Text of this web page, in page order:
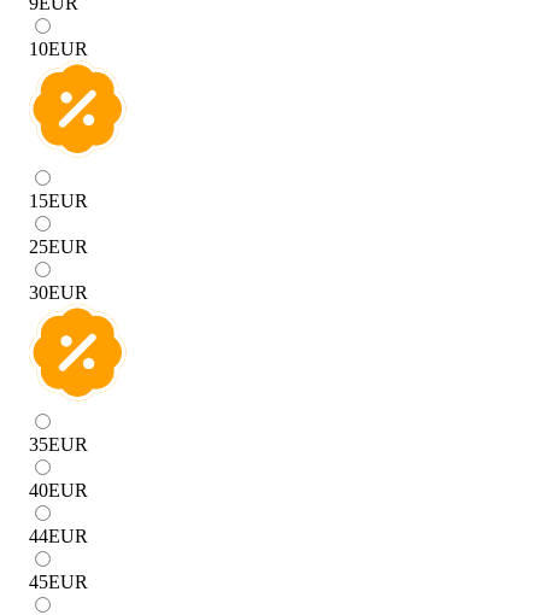
10EUR
15EUR
25EUR
30EUR
35EUR
40EUR
44EUR
45EUR